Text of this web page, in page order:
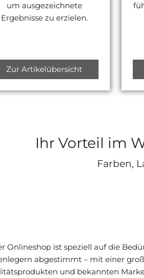
um ausgezeichnete
Ergebnisse zu erzielen.
Zur Artikelübersicht
Ihr Vorteil im
Farben,
Onlineshop ist speziell auf die
abgestimmt – mit einer
und bekannten